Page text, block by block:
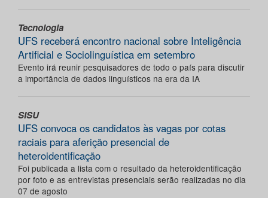
Tecnologia
UFS receberá encontro nacional sobre Inteligência
Artificial e Sociolinguística em setembro
Evento irá reunir pesquisadores de todo o país para discutir
a importância de dados linguísticos na era da IA
SISU
UFS convoca os candidatos às vagas por cotas
raciais para aferição presencial de
heteroidentificação
Foi publicada a lista com o resultado da heteroidentificação
por foto e as entrevistas presenciais serão realizadas no dia
07 de agosto